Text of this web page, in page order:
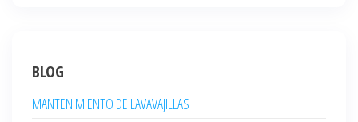
BLOG
MANTENIMIENTO DE LAVAVAJILLAS